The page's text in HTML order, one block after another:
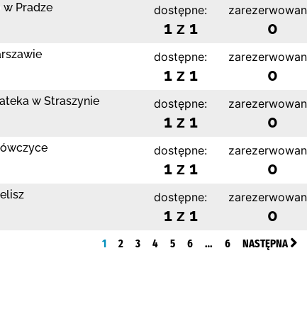
Pradze dostępne:
1 z 1 0
dostępne:
1 z 1 0
w Straszynie dostępne:
1 z 1 0
dostępne:
1 z 1 0
dostępne:
1 z 1 0
1 2 3 4 5 6 … 6 NASTĘPNA